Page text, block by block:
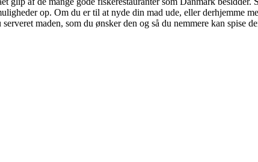
op. Om du er til at nyde din mad ude, eller derhjemme
maden, som du ønsker den og så du nemmere kan